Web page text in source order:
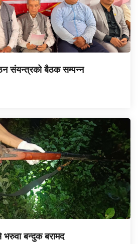
संयन्त्रको बैठक सम्पन्न
भरुवा बन्दुक बरामद